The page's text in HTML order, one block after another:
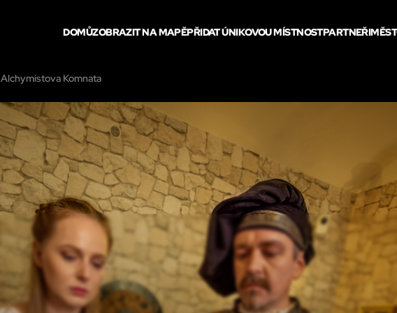
DOMŮZOBRAZIT NA MAPĚPŘIDAT ÚNIKOVOU MÍSTNOSTPARTNEŘI
Alchymistova Komnata